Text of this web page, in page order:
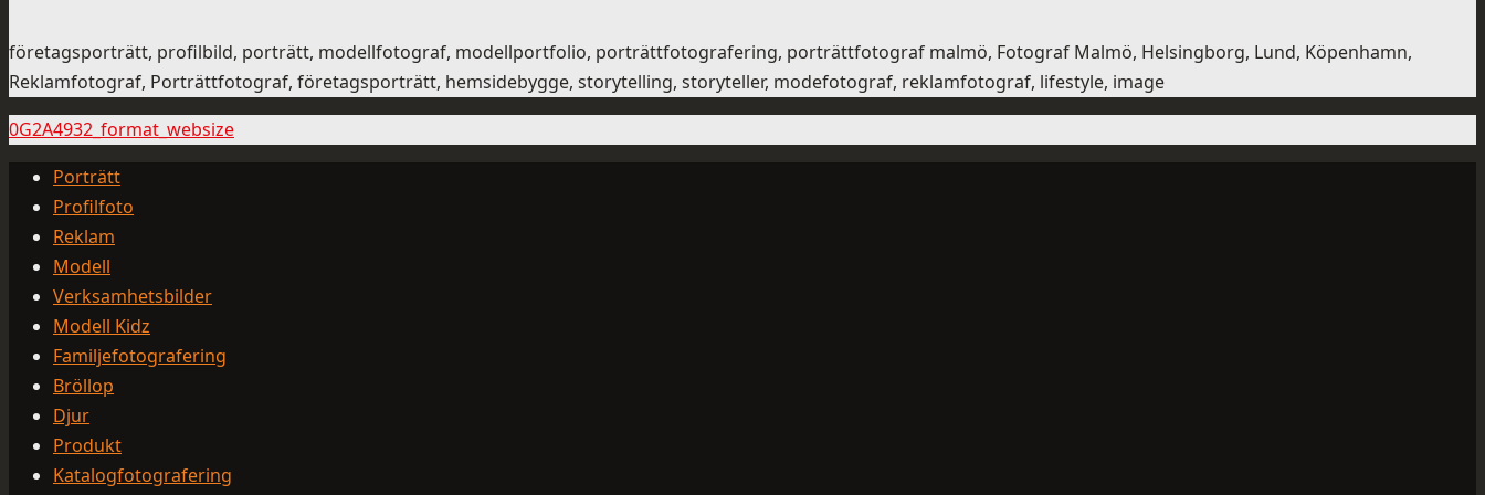
företagsporträtt, profilbild, porträtt, modellfotograf, modellportfolio, porträttfotografering, porträttfotograf malmö, Fotograf Malmö, Helsingborg, Lund, Köpenhamn,
Reklamfotograf, Porträttfotograf, företagsporträtt, hemsidebygge, storytelling, storyteller, modefotograf, reklamfotograf, lifestyle, image
0G2A4932_format_websize
Porträtt
Profilfoto
Reklam
Modell
Verksamhetsbilder
Modell Kidz
Familjefotografering
Bröllop
Djur
Produkt
Katalogfotografering